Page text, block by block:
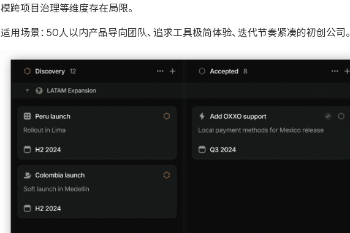
模跨项目治理等维度存在局限。
适用场景：50人以内产品导向团队、追求工具极简体验、迭代节奏紧凑的初创公司。